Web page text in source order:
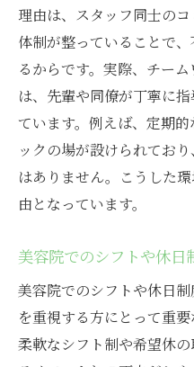
理由は、スタッフ同士の
体制が整っていることで
るからです。実際、チー
は、先輩や同僚が丁寧に
ています。例えば、定期
ックの場が設けられてお
はありません。こうした
由となっています。
美容院でのシフトや休日
美容院でのシフトや休日
を重視する方にとって重要
柔軟なシフト制や希望休